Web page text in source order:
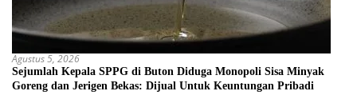
Agustus 5, 2026
Sejumlah Kepala SPPG di Buton Diduga Monopoli Sisa Minyak
Goreng dan Jerigen Bekas: Dijual Untuk Keuntungan Pribadi